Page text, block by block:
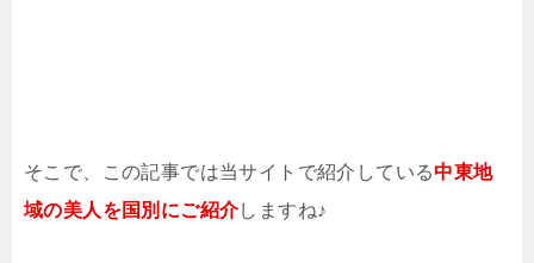
そこで、この記事では当サイトで紹介している中東地
域の美人を国別にご紹介しますね♪